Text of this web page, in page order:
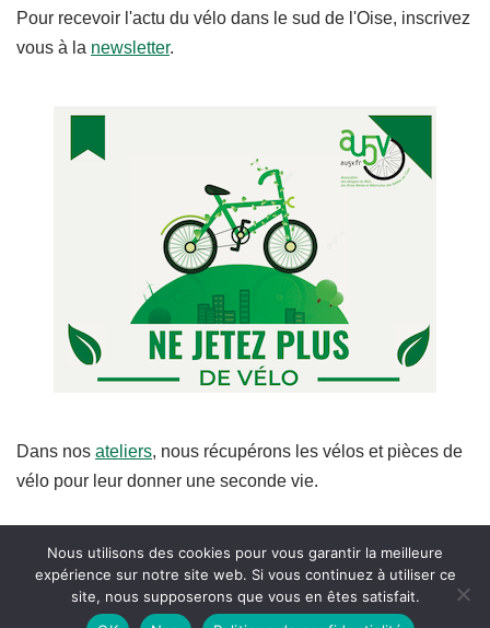
Pour recevoir l'actu du vélo dans le sud de l'Oise, inscrivez
vous à la newsletter.
Dans nos ateliers, nous récupérons les vélos et pièces de
vélo pour leur donner une seconde vie.
Nous utilisons des cookies pour vous garantir la meilleure
expérience sur notre site web. Si vous continuez à utiliser ce
site, nous supposerons que vous en êtes satisfait.